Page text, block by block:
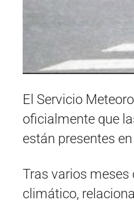
El Servicio
oficialmente que
están presentes
Tras varios meses
climático,